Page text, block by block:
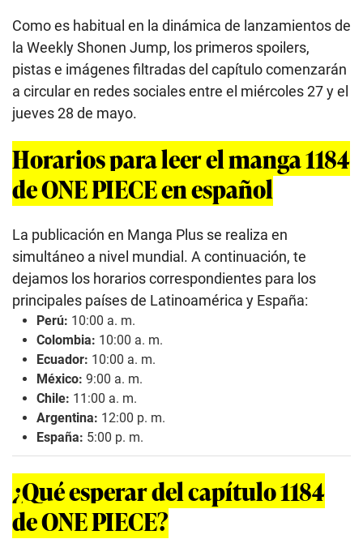
Como es habitual en la dinámica de lanzamientos de
la Weekly Shonen Jump, los primeros spoilers,
pistas e imágenes filtradas del capítulo comenzarán
a circular en redes sociales entre el miércoles 27 y el
jueves 28 de mayo.
Horarios para leer el manga 1184
de ONE PIECE en español
La publicación en Manga Plus se realiza en
simultáneo a nivel mundial. A continuación, te
dejamos los horarios correspondientes para los
principales países de Latinoamérica y España:
Perú: 10:00 a. m.
Colombia: 10:00 a. m.
Ecuador: 10:00 a. m.
México: 9:00 a. m.
Chile: 11:00 a. m.
Argentina: 12:00 p. m.
España: 5:00 p. m.
¿Qué esperar del capítulo 1184
de ONE PIECE?